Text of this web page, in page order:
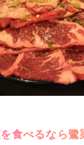
食べるなら鷺